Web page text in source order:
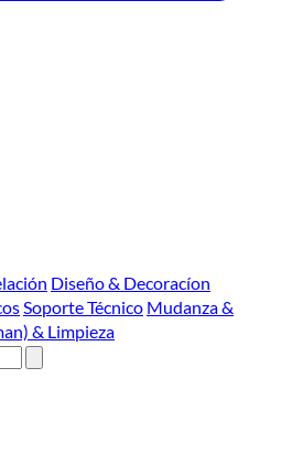
Diseño & Decoracíon
Soporte Técnico Mudanza &
& Limpieza